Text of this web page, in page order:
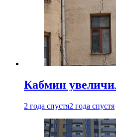
Кабмин
2 года спустя2 года спустя